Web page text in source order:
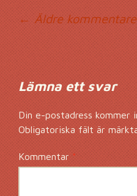
← Äldre
Lämna ett svar
Din e-postadress kommer
Obligatoriska fält är
Kommentar*